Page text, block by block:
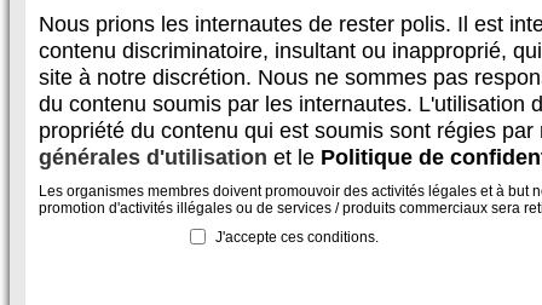
Nous prions les internautes de rester polis. Il est
contenu discriminatoire, insultant ou inapproprié,
site à notre discrétion. Nous ne sommes pas
du contenu soumis par les internautes. L'utilisation
propriété du contenu qui est soumis sont régies
générales d'utilisation et le Politique de
Les organismes membres doivent promouvoir des activités légales et à but
promotion d'activités illégales ou de services / produits commerciaux sera
J'accepte ces conditions.